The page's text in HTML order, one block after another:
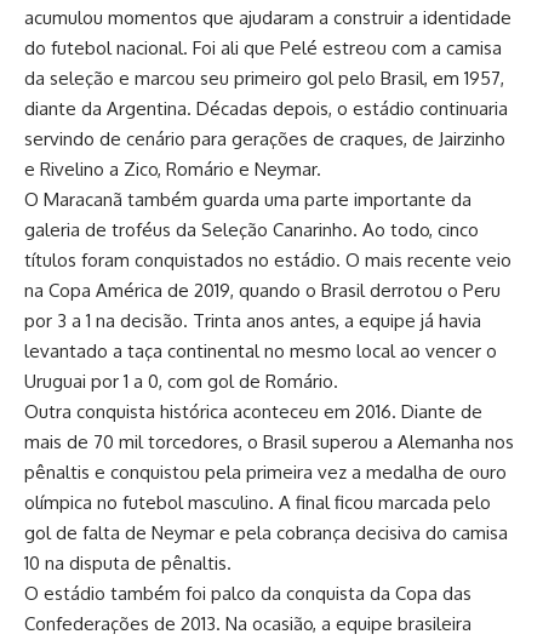
acumulou momentos que ajudaram a construir a identidade
do futebol nacional. Foi ali que Pelé estreou com a camisa
da seleção e marcou seu primeiro gol pelo Brasil, em 1957,
diante da Argentina. Décadas depois, o estádio continuaria
servindo de cenário para gerações de craques, de Jairzinho
e Rivelino a Zico, Romário e Neymar.
O Maracanã também guarda uma parte importante da
galeria de troféus da Seleção Canarinho. Ao todo, cinco
títulos foram conquistados no estádio. O mais recente veio
na Copa América de 2019, quando o Brasil derrotou o Peru
por 3 a 1 na decisão. Trinta anos antes, a equipe já havia
levantado a taça continental no mesmo local ao vencer o
Uruguai por 1 a 0, com gol de Romário.
Outra conquista histórica aconteceu em 2016. Diante de
mais de 70 mil torcedores, o Brasil superou a Alemanha nos
pênaltis e conquistou pela primeira vez a medalha de ouro
olímpica no futebol masculino. A final ficou marcada pelo
gol de falta de Neymar e pela cobrança decisiva do camisa
10 na disputa de pênaltis.
O estádio também foi palco da conquista da Copa das
Confederações de 2013. Na ocasião, a equipe brasileira